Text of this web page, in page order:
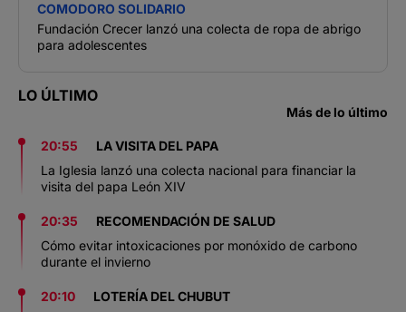
COMODORO SOLIDARIO
Fundación Crecer lanzó una colecta de ropa de abrigo
para adolescentes
LO ÚLTIMO
Más de lo último
20:55
LA VISITA DEL PAPA
La Iglesia lanzó una colecta nacional para financiar la
visita del papa León XIV
20:35
RECOMENDACIÓN DE SALUD
Cómo evitar intoxicaciones por monóxido de carbono
durante el invierno
20:10
LOTERÍA DEL CHUBUT